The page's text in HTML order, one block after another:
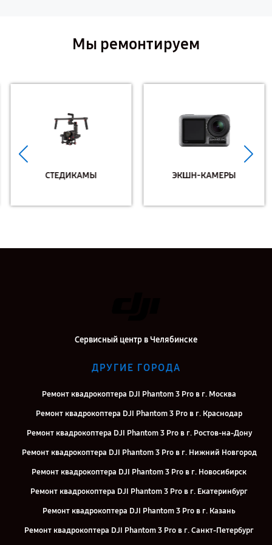
Мы ремонтируем
СТЕДИКАМЫ ЭКШН-КАМЕРЫ
Сервисный центр в Челябинске
ДРУГИЕ ГОРОДА
Ремонт квадрокоптера DJI Phantom 3 Pro в г. Москва
Ремонт квадрокоптера DJI Phantom 3 Pro в г. Краснодар
Ремонт квадрокоптера DJI Phantom 3 Pro в г. Ростов-на-Дону
Ремонт квадрокоптера DJI Phantom 3 Pro в г. Нижний Новгород
Ремонт квадрокоптера DJI Phantom 3 Pro в г. Новосибирск
Ремонт квадрокоптера DJI Phantom 3 Pro в г. Екатеринбург
Ремонт квадрокоптера DJI Phantom 3 Pro в г. Казань
Ремонт квадрокоптера DJI Phantom 3 Pro в г. Санкт-Петербург